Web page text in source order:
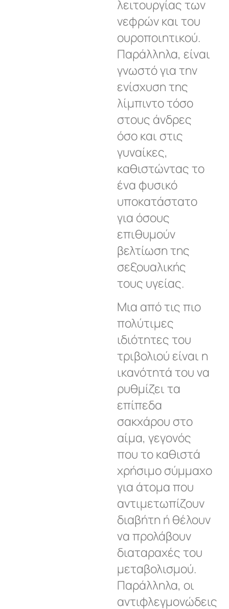
λειτουργίας των
νεφρών και του
ουροποιητικού.
Παράλληλα, είναι
γνωστό για την
ενίσχυση της
λίμπιντο τόσο
στους άνδρες
όσο και στις
γυναίκες,
καθιστώντας το
ένα φυσικό
υποκατάστατο
για όσους
επιθυμούν
βελτίωση της
σεξουαλικής
τους υγείας.
Μια από τις πιο
πολύτιμες
ιδιότητες του
τριβολιού είναι η
ικανότητά του να
ρυθμίζει τα
επίπεδα
σακχάρου στο
αίμα, γεγονός
που το καθιστά
χρήσιμο σύμμαχο
για άτομα που
αντιμετωπίζουν
διαβήτη ή θέλουν
να προλάβουν
διαταραχές του
μεταβολισμού.
Παράλληλα, οι
αντιφλεγμονώδεις